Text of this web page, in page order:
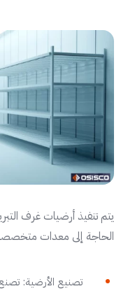
يتم تنفيذ أرضيات غرف
الحاجة إلى معدات